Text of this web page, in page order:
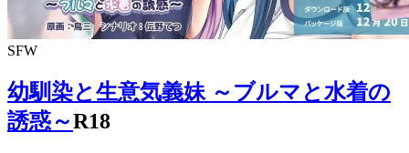
SFW
幼馴染と生意気義妹 ～ブルマと水着の
誘惑～R18